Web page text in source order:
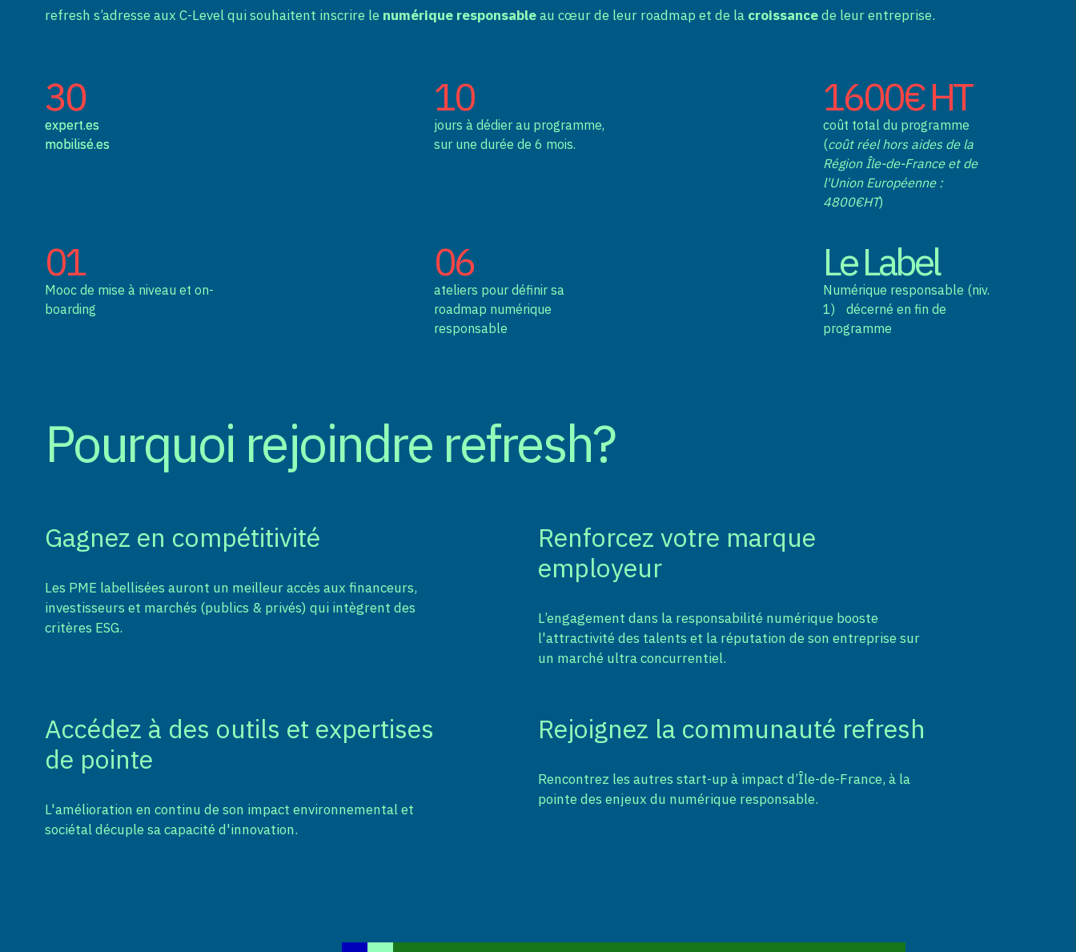
refresh s’adresse aux C-Level qui souhaitent inscrire le numérique responsableau cœur de leur roadmap et de la croissancede leur entreprise.
10
jours à dédier au programme,
sur une durée de 6 mois.
01
Mooc de mise à niveau et on-
boarding
Le Label
Numérique responsable (niv.
1) décerné en fin de
programme
06
ateliers pour définir sa
roadmap numérique
responsable
30
expert.es
mobilisé.es
30
expert.es
mobilisé.es
1600€ HT
coût total du programme
(coût réel hors aides de la
Région Île-de-France et de
l'Union Européenne :
4800€HT)
Pourquoi rejoindre refresh?
Gagnez en compétitivité
Les PME labellisées auront un meilleur accès aux financeurs,
investisseurs et marchés (publics & privés) qui intègrent des
critères ESG.
Renforcez votre marque
employeur
L’engagement dans la responsabilité numérique booste
l'attractivité des talents et la réputation de son entreprise sur
un marché ultra concurrentiel.
Accédez à des outils et expertises
de pointe
L'amélioration en continu de son impact environnemental et
sociétal décuple sa capacité d'innovation.
Rejoignez la communauté refresh
Rencontrez les autres start-up à impact d’Île-de-France, à la
pointe des enjeux du numérique responsable.